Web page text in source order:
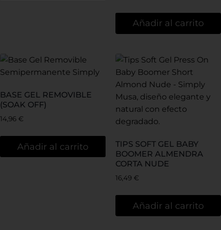
Añadir al carrito
BASE GEL REMOVIBLE
(SOAK OFF)
14,96 €
Añadir al carrito
TIPS SOFT GEL BABY
BOOMER ALMENDRA
CORTA NUDE
16,49 €
Añadir al carrito